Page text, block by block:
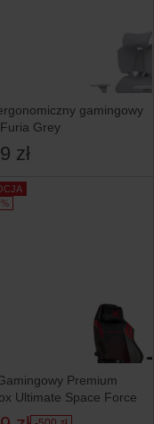
gamingowy
Grey
zł
Premium
Ultimate Space Force